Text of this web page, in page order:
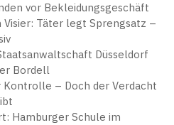
vor Bekleidungsgeschäft
Täter legt Sprengsatz –
Düsseldorf
Bordell
– Doch der Verdacht
Hamburger Schule im